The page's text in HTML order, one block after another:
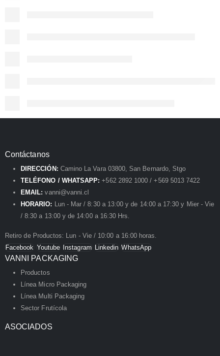
Contáctanos
DIRECCIÓN: Camino La Vara 03800, San Bernardo, Stgo
TELÉFONO / WHATSAPP: +562 2892 1000 / +569 5013 7422
EMAIL: vanni@vanni.cl
HORARIO: Lun - Mar / 8:30 a 13:00 y de 14:00 a 17:30 y Mier - Vie
/ 8:30 a 13:00 y de 14:00 a 16:30 Hrs.
Retiro de Productos: Lun - Vie / 10:00 a 16:00 horas.
Facebook Youtube Instagram Linkedin WhatsApp
VANNI PACKAGING
Productos
Línea Micro Packaging
Línea Multi Packaging
Sector Frutícola
ASOCIADOS